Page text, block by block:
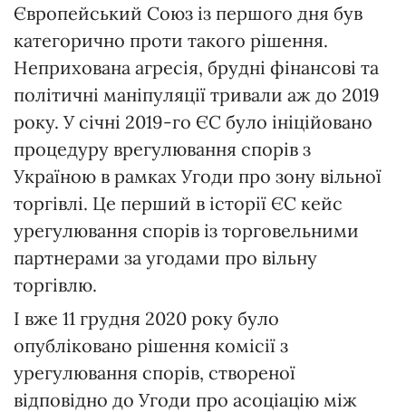
Європейський Союз із першого дня був
категорично проти такого рішення.
Неприхована агресія, брудні фінансові та
політичні маніпуляції тривали аж до 2019
року. У січні 2019-го ЄС було ініційовано
процедуру врегулювання спорів з
Україною в рамках Угоди про зону вільної
торгівлі. Це перший в історії ЄС кейс
урегулювання спорів із торговельними
партнерами за угодами про вільну
торгівлю.
І вже 11 грудня 2020 року було
опубліковано рішення комісії з
урегулювання спорів, створеної
відповідно до Угоди про асоціацію між